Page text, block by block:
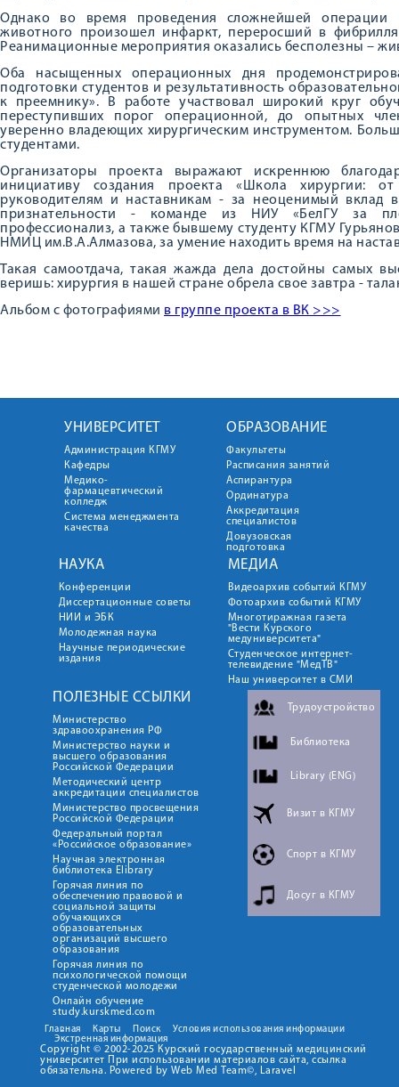
Однако во время проведения сложнейшей операции
животного произошел инфаркт, переросший в
Реанимационные мероприятия оказались бесполезны –
Оба насыщенных операционных дня
подготовки студентов и результативность
к преемнику». В работе участвовал широкий круг
переступивших порог операционной, до опытных
уверенно владеющих хирургическим инструментом.
студентами.
Организаторы проекта выражают искреннюю
инициативу создания проекта «Школа хирургии:
руководителям и наставникам - за неоценимый вклад
признательности - команде из НИУ «БелГУ за
профессионализ, а также бывшему студенту КГМУ
НМИЦ им.В.А.Алмазова, за умение находить время на
Такая самоотдача, такая жажда дела достойны самых
веришь: хирургия в нашей стране обрела свое завтра -
Альбом с фотографиями в группе проекта в ВК >>>
УНИВЕРСИТЕТ
Администрация КГМУ
Кафедры
Медико-
фармацевтический
колледж
Система менеджмента
качества
ОБРАЗОВАНИЕ
Факультеты
Расписания занятий
Аспирантура
Ординатура
Аккредитация
специалистов
Довузовская
подготовка
НАУКА
Конференции
Диссертационные советы
НИИ и ЭБК
Молодежная наука
Научные периодические
издания
МЕДИА
Видеоархив событий КГМУ
Фотоархив событий КГМУ
Многотиражная газета
"Вести Курского
медуниверситета"
Студенческое интернет-
телевидение "МедТВ"
Наш университет в СМИ
ПОЛЕЗНЫЕ ССЫЛКИ
Министерство
здравоохранения РФ
Министерство науки и
высшего образования
Российской Федерации
Методический центр
аккредитации специалистов
Министерство просвещения
Российской Федерации
Федеральный портал
«Российское образование»
Научная электронная
библиотека Elibrary
Горячая линия по
обеспечению правовой и
социальной защиты
обучающихся
образовательных
организаций высшего
образования
Горячая линия по
психологической помощи
студенческой молодежи
Онлайн обучение
study.kurskmed.com
Трудоустройство
Библиотека
Library (ENG)
Визит в КГМУ
Спорт в КГМУ
Досуг в КГМУ
Главная Карты Поиск
Условия использования информации
Экстренная информация
Copyright © 2002-2025 Курский государственный медицинский
университет При использовании материалов сайта, ссылка
обязательна. Powered by Web Med Team©, Laravel